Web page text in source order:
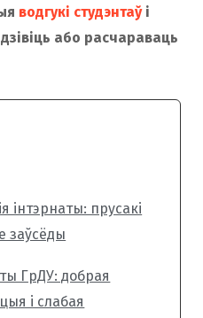
водгукі студэнтаўі
або расчараваць
інтэрнаты: прусакі
заўсёды
ГрДУ: добрая
і слабая